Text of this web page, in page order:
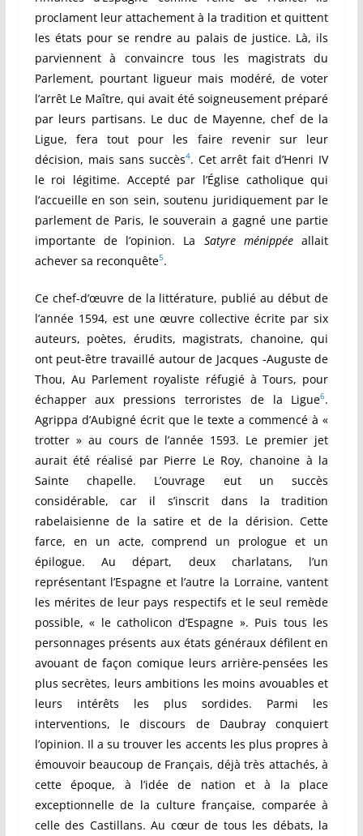
proclament leur attachement à la tradition et quittent
les états pour se rendre au palais de justice. Là, ils
parviennent à convaincre tous les magistrats du
Parlement, pourtant ligueur mais modéré, de voter
l’arrêt Le Maître, qui avait été soigneusement préparé
par leurs partisans. Le duc de Mayenne, chef de la
Ligue, fera tout pour les faire revenir sur leur
décision, mais sans succès4. Cet arrêt fait d’Henri IV
le roi légitime. Accepté par l’Église catholique qui
l’accueille en son sein, soutenu juridiquement par le
parlement de Paris, le souverain a gagné une partie
importante de l’opinion. La Satyre ménippée allait
achever sa reconquête5.
Ce chef-d’œuvre de la littérature, publié au début de
l’année 1594, est une œuvre collective écrite par six
auteurs, poètes, érudits, magistrats, chanoine, qui
ont peut-être travaillé autour de Jacques -Auguste de
Thou, Au Parlement royaliste réfugié à Tours, pour
échapper aux pressions terroristes de la Ligue6.
Agrippa d’Aubigné écrit que le texte a commencé à «
trotter » au cours de l’année 1593. Le premier jet
aurait été réalisé par Pierre Le Roy, chanoine à la
Sainte chapelle. L’ouvrage eut un succès
considérable, car il s’inscrit dans la tradition
rabelaisienne de la satire et de la dérision. Cette
farce, en un acte, comprend un prologue et un
épilogue. Au départ, deux charlatans, l’un
représentant l’Espagne et l’autre la Lorraine, vantent
les mérites de leur pays respectifs et le seul remède
possible, « le catholicon d’Espagne ». Puis tous les
personnages présents aux états généraux défilent en
avouant de façon comique leurs arrière-pensées les
plus secrètes, leurs ambitions les moins avouables et
leurs intérêts les plus sordides. Parmi les
interventions, le discours de Daubray conquiert
l’opinion. Il a su trouver les accents les plus propres à
émouvoir beaucoup de Français, déjà très attachés, à
cette époque, à l’idée de nation et à la place
exceptionnelle de la culture française, comparée à
celle des Castillans. Au cœur de tous les débats, la